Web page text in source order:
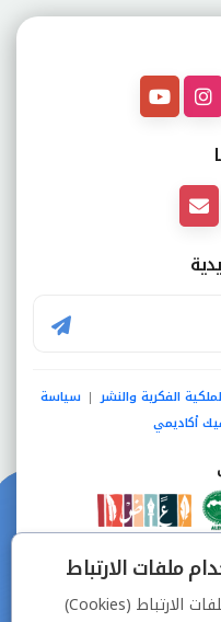
الفكرية والنشر | سياسة
أكاديمي
ملفات الارتباط
يستخدم هذا الموقع ملفات الارتباط (Cookies)